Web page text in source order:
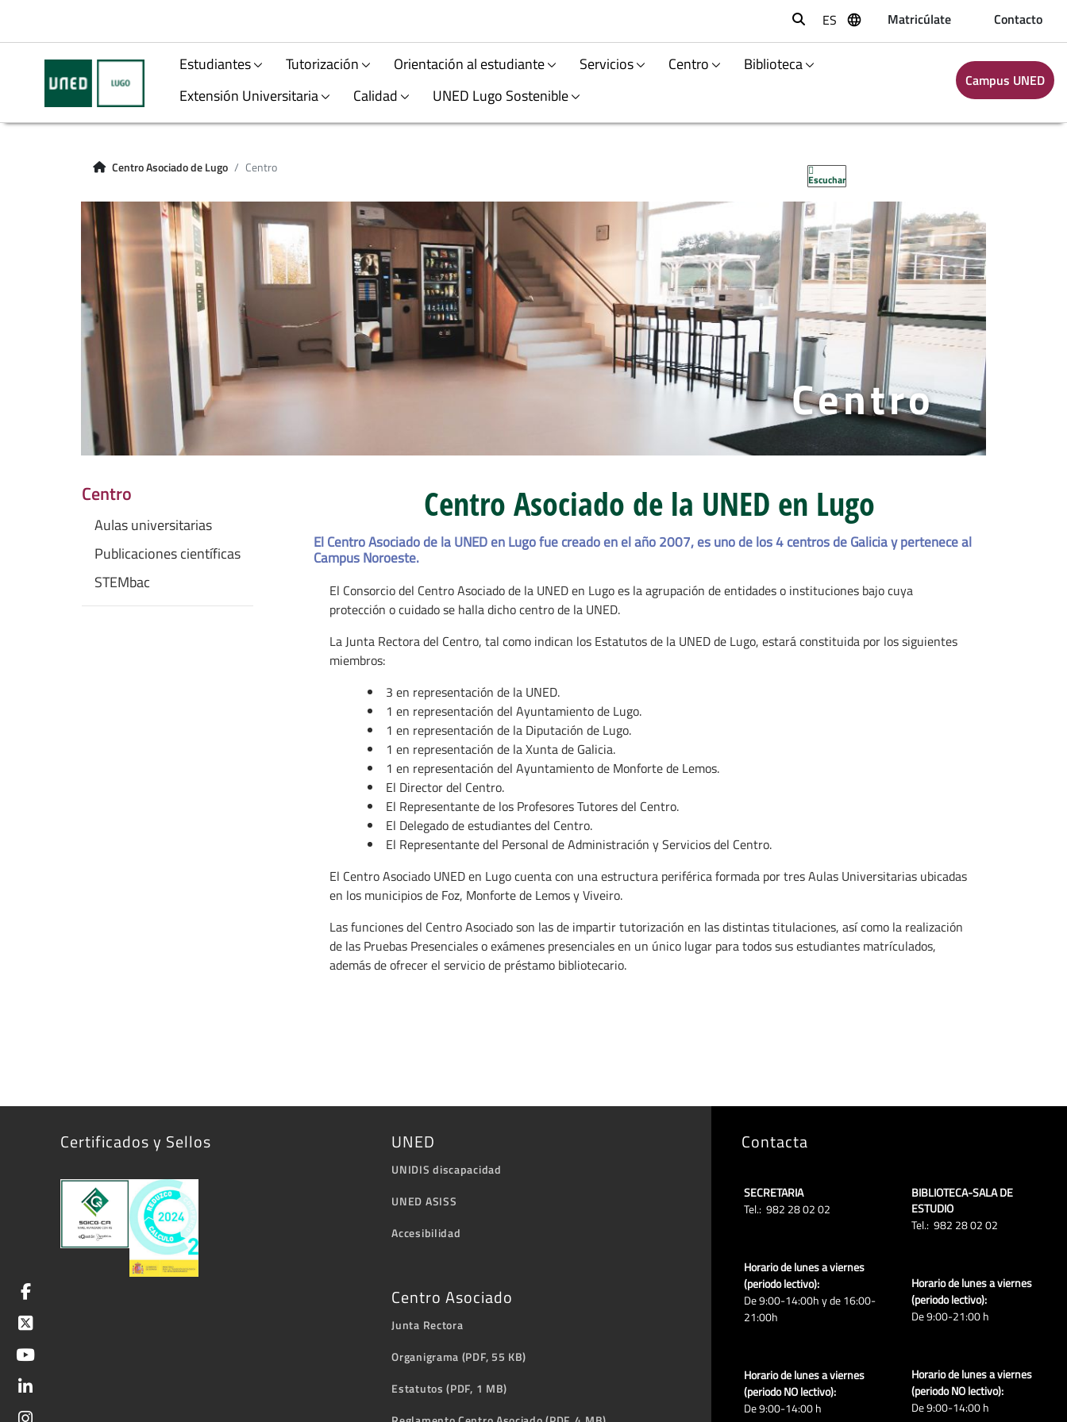
Buscar
ES Matricúlate Contacto
Estudiantes Tutorización Orientación al estudiante Servicios Centro
Biblioteca
Extensión Universitaria
Calidad UNED Lugo Sostenible
Campus UNED
Centro Asociado de Lugo Centro
Escuchar
Centro
Centro
Aulas universitarias
Publicaciones científicas
STEMbac
Centro Asociado de la UNED en Lugo
El Centro Asociado de la UNED en Lugo fue creado en el año 2007, es uno de los 4 centros de Galicia y pertenece al
Campus Noroeste.
El Consorcio del Centro Asociado de la UNED en Lugo es la agrupación de entidades o instituciones bajo cuya
protección o cuidado se halla dicho centro de la UNED.
La Junta Rectora del Centro, tal como indican los Estatutos de la UNED de Lugo, estará constituida por los siguientes
miembros:
3 en representación de la UNED.
1 en representación del Ayuntamiento de Lugo.
1 en representación de la Diputación de Lugo.
1 en representación de la Xunta de Galicia.
1 en representación del Ayuntamiento de Monforte de Lemos.
El Director del Centro.
El Representante de los Profesores Tutores del Centro.
El Delegado de estudiantes del Centro.
El Representante del Personal de Administración y Servicios del Centro.
El Centro Asociado UNED en Lugo cuenta con una estructura periférica formada por tres Aulas Universitarias ubicadas
en los municipios de Foz, Monforte de Lemos y Viveiro.
Las funciones del Centro Asociado son las de impartir tutorización en las distintas titulaciones, así como la realización
de las Pruebas Presenciales o exámenes presenciales en un único lugar para todos sus estudiantes matrículados,
además de ofrecer el servicio de préstamo bibliotecario.
Certificados y Sellos UNED
UNIDIS discapacidad
UNED ASISS
Accesibilidad
Centro Asociado
Junta Rectora
Organigrama (PDF, 55 KB)
Estatutos (PDF, 1 MB)
Contacta
SECRETARIA
Tel.: 982 28 02 02
Horario de lunes a viernes
(periodo lectivo):
De 9:00-14:00h y de 16:00-
21:00h
Horario de lunes a viernes
(periodo NO lectivo):
De 9:00-14:00 h
BIBLIOTECA-SALA DE
ESTUDIO
Tel.: 982 28 02 02
Horario de lunes a viernes
(periodo lectivo):
De 9:00-21:00 h
Horario de lunes a viernes
(periodo NO lectivo):
De 9:00-14:00 h